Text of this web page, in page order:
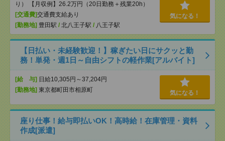
り） 【月収例】26.2万円（20日勤務＋残業20h）
[交通費]交通費支給あり
[勤務地] 豊田駅 / 北八王子駅 / 八王子駅
気になる！
【日払い・未経験歓迎！】稼ぎたい日にサクッと勤
務！単発・週1日～自由シフトの軽作業[アルバイト]
[給 与] 日給10,305円～37,204円
[勤務地] 東京都町田市相原町 気になる！
座り仕事！給与即払いOK！高時給！在庫管理・資料
作成[派遣]